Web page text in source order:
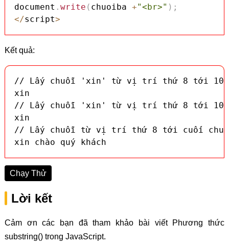
document . write ( chuoiba +"<br>" ) ;
</script>
Kết quả:
// Lấy chuỗi 'xin' từ vị trí thứ 8 tới 10
xin
// Lấy chuỗi 'xin' từ vị trí thứ 8 tới 10
xin
// Lấy chuỗi từ vị trí thứ 8 tới cuối
xin chào quý khách
Chạy Thử
Lời kết
Cảm ơn các bạn đã tham khảo bài viết Phương thức
substring() trong JavaScript.